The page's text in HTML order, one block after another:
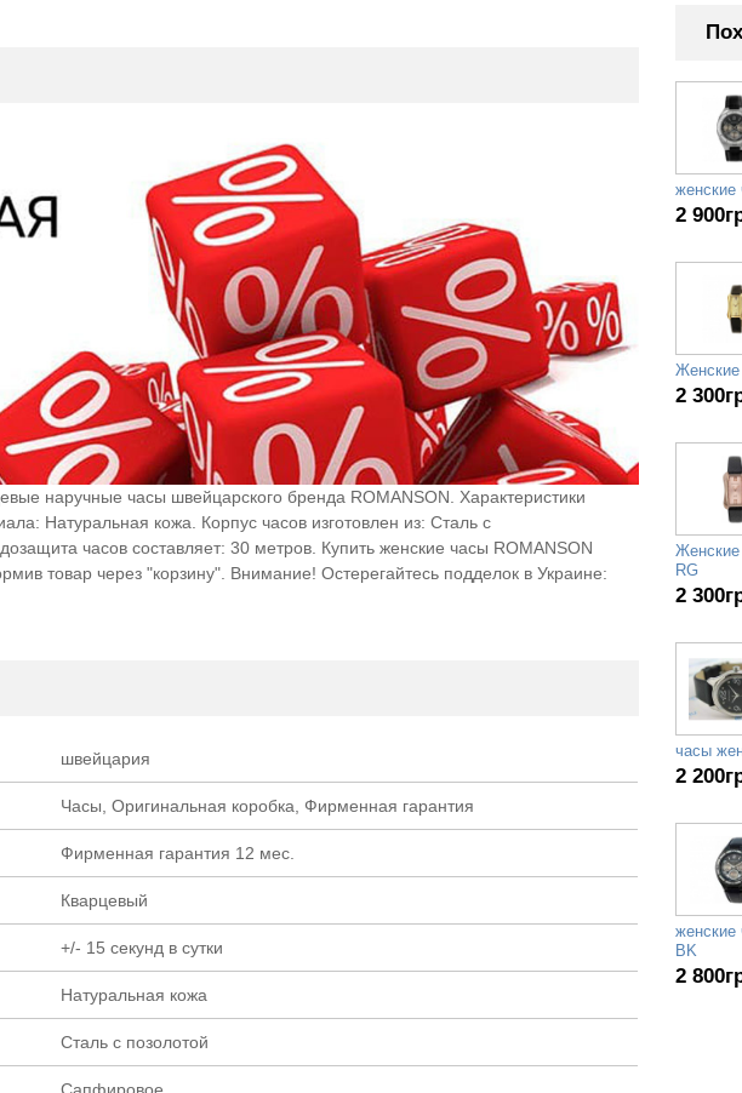
наручные часы швейцарского бренда ROMANSON. Характеристики
Натуральная кожа. Корпус часов изготовлен из: Cталь с
часов составляет: 30 метров. Купить женские часы ROMANSON
товар через "корзину". Внимание! Остерегайтесь подделок в Украине:
швейцария
Часы, Оригинальная коробка, Фирменная гарантия
Фирменная гарантия 12 мес.
Кварцевый
+/- 15 секунд в сутки
Натуральная кожа
Cталь с позолотой
женские
2 900
Женские
2 300
Женские
RG
2 300
часы
2 200
женские
BK
2 800